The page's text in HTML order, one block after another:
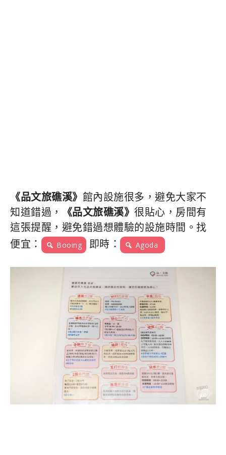
《品文旅礁溪》 館內設施很多，避免大家不
知道錯過，
《品文旅礁溪》 很貼心，房間有
這張提醒，避免錯過想體驗的設施時間。找
便宜：
Booing 即時： Agoda